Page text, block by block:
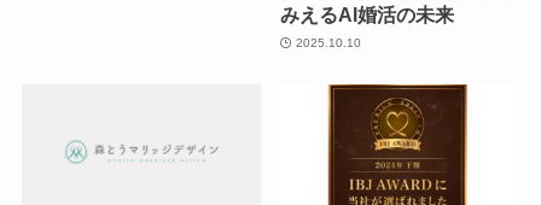
みえるAI婚活の未来
2025.10.10